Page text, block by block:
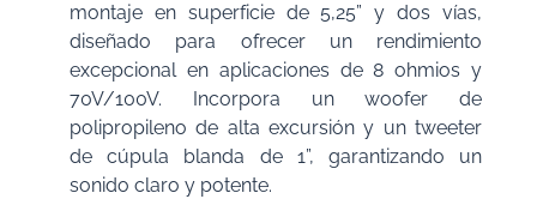
montaje en superficie de 5,25” y dos vías,
diseñado para ofrecer un rendimiento
excepcional en aplicaciones de 8 ohmios y
70V/100V. Incorpora un woofer de
polipropileno de alta excursión y un tweeter
de cúpula blanda de 1”, garantizando un
sonido claro y potente.